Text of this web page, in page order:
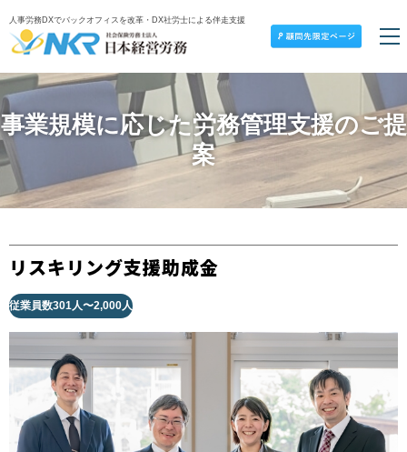
人事労務DXでバックオフィスを改革・DX社労士による伴走支援
事業規模に応じた労務管理支援のご提
案
リスキリング支援助成金
従業員数301人〜2,000人